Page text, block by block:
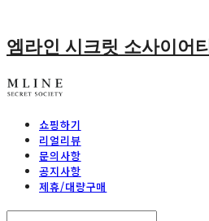
엠라인 시크릿 소사이어티
쇼핑하기
리얼리뷰
문의사항
공지사항
제휴/대량구매